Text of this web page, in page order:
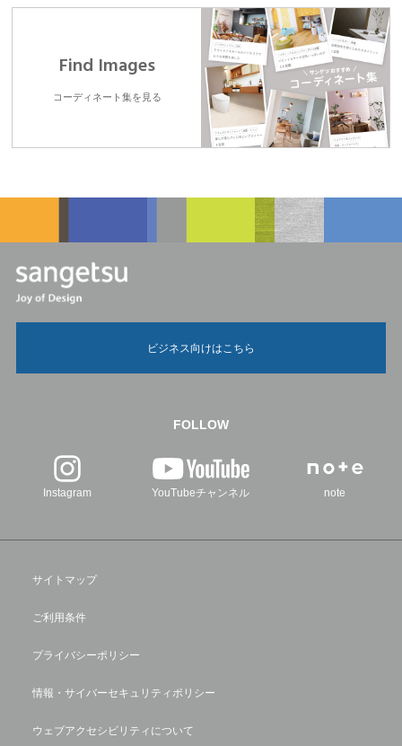
Find Images
コーディネート集を見る
ビジネス向けはこちら
FOLLOW
Instagram YouTubeチャンネル note
サイトマップ
ご利用条件
プライバシーポリシー
情報・サイバーセキュリティポリシー
ウェブアクセシビリティについて